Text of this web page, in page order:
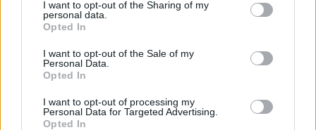
not limited to your visit or usage behaviour. You may click to
grant or deny consent to Google and its third-party tags to
use your data for below specified purposes in below Google
consent section.
I want to opt-out of the Sharing of my
personal data.
Opted In
I want to opt-out of the Sale of my
Personal Data.
Opted In
I want to opt-out of processing my
Personal Data for Targeted Advertising.
Opted In
volna-e valaha!